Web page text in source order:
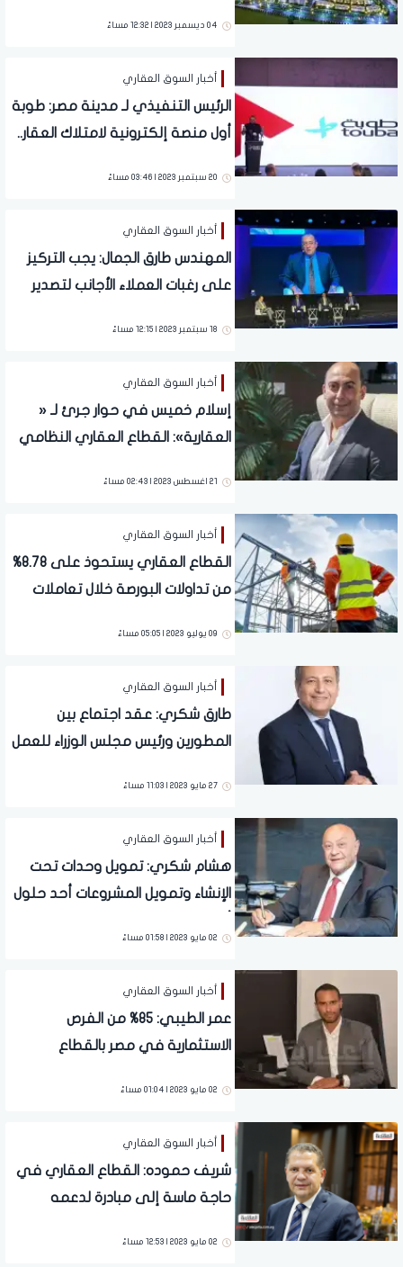
04 ديسمبر 2023 | 12:32 مساءً
أخبار السوق العقاري
الرئيس التنفيذي لـ مدينة مصر: طوبة
أول منصة إلكترونية لامتلاك العقار..
مشروع إيلان في سراي
20 سبتمبر 2023 | 03:46 مساءً
أخبار السوق العقاري
المهندس طارق الجمال: يجب التركيز
على رغبات العملاء الأجانب لتصدير
18 سبتمبر 2023 | 12:15 مساءً
أخبار السوق العقاري
إسلام خميس في حوار جرئ لـ «
العقارية»: القطاع العقاري النظامي
للنصف الأول من 2023
21 اغسطس 2023 | 02:43 مساءً
أخبار السوق العقاري
القطاع العقاري يستحوذ على 8.78%
من تداولات البورصة خلال تعاملات
09 يوليو 2023 | 05:05 مساءً
أخبار السوق العقاري
طارق شكري: عقد اجتماع بين
المطورين ورئيس مجلس الوزراء للعمل
27 مايو 2023 | 11:03 مساءً
أخبار السوق العقاري
هشام شكري: تمويل وحدات تحت
الإنشاء وتمويل المشروعات أحد حلول
02 مايو 2023 | 01:58 مساءً
أخبار السوق العقاري
عمر الطيبي: 85% من الفرص
الاستثمارية في مصر بالقطاع
02 مايو 2023 | 01:04 مساءً
أخبار السوق العقاري
شريف حموده: القطاع العقاري في
حاجة ماسة إلى مبادرة لدعمه
02 مايو 2023 | 12:53 مساءً